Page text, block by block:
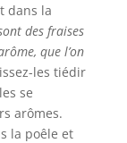
dans la
des fraises
que l’on
les tiédir
se
arômes.
la poêle et